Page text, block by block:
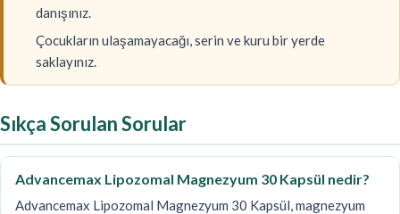
danışınız.
Çocukların ulaşamayacağı, serin ve kuru bir yerde
saklayınız.
Sıkça Sorulan Sorular
Advancemax Lipozomal Magnezyum 30 Kapsül nedir?
Advancemax Lipozomal Magnezyum 30 Kapsül, magnezyum